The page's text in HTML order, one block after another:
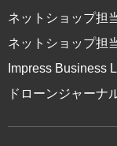
ネットショップ担
ネットショップ担
Impress Business
ドローンジャーナ